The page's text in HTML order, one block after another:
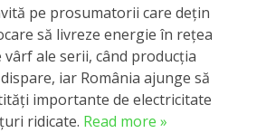
pe prosumatorii care dețin
să livreze energie în rețea
vârf ale serii, când producția
iar România ajunge să
importante de electricitate
ridicate. Read more »